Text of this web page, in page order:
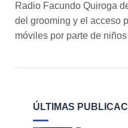
Radio Facundo Quiroga
del grooming y el acceso
móviles por parte de
ÚLTIMAS